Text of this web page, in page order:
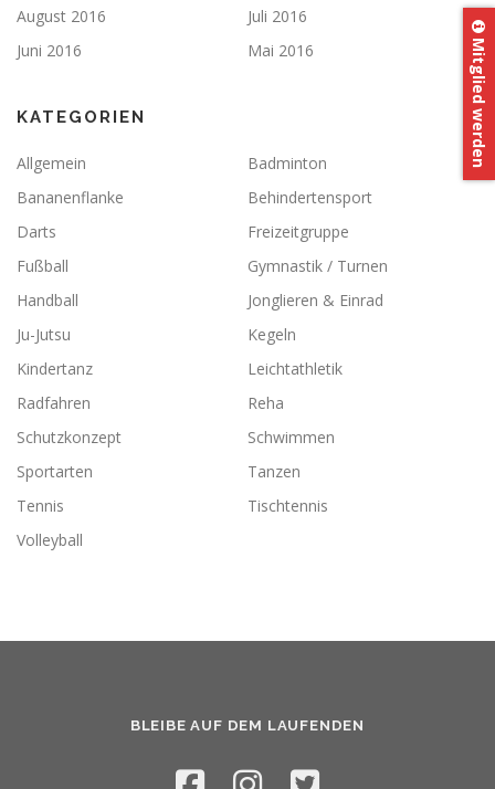
August 2016
Juli 2016
Juni 2016
Mai 2016
KATEGORIEN
Allgemein
Badminton
Bananenflanke
Behindertensport
Darts
Freizeitgruppe
Fußball
Gymnastik / Turnen
Handball
Jonglieren & Einrad
Ju-Jutsu
Kegeln
Kindertanz
Leichtathletik
Radfahren
Reha
Schutzkonzept
Schwimmen
Sportarten
Tanzen
Tennis
Tischtennis
Volleyball
BLEIBE AUF DEM LAUFENDEN
Mitglied werden